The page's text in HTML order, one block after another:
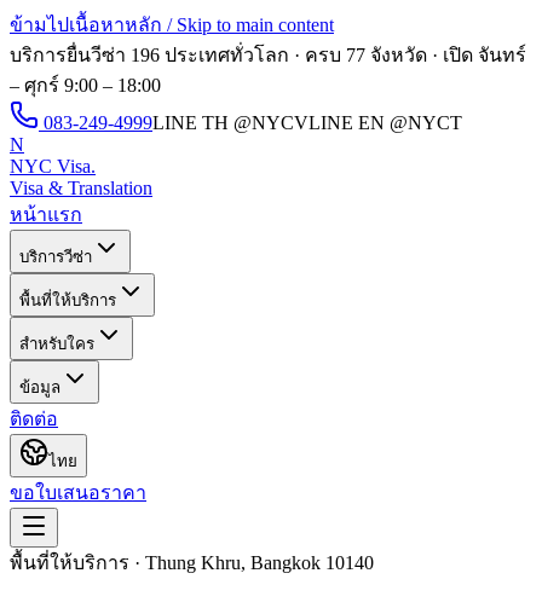
ข้ามไปเนื้อหาหลัก / Skip to main content
บริการยื่นวีซ่า 196 ประเทศทั่วโลก · ครบ 77 จังหวัด · เปิด จันทร์
– ศุกร์ 9:00 – 18:00
083-249-4999LINE TH @NYCVLINE EN @NYCT
N
NYC Visa.
Visa & Translation
หน้าแรก
บริการวีซ่า
พื้นที่ให้บริการ
สำหรับใคร
ข้อมูล
ติดต่อ
ไทย
ขอใบเสนอราคา
พื้นที่ให้บริการ · Thung Khru, Bangkok 10140